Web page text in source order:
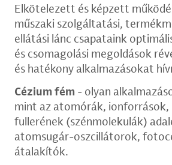
Elkötelezett és képzett
műszaki szolgáltatási,
ellátási lánc csapataink
és csomagolási megoldások
és hatékony alkalmazásokat
Cézium fém - olyan
mint az atomórák, ionforrások,
fullerének (szénmolekulák)
atomsugár-oszcillátorok,
átalakítók.